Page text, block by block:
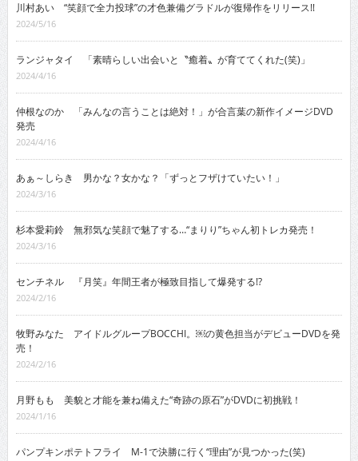
川村あい “笑顔で全力投球”の才色兼備グラドルが復帰作をリリース!!
2024/5/16
ランジャタイ 「素晴らしい出会いと〝癒着〟が育ててくれた(笑)」
2024/4/16
仲根なのか 「みんなの言うことは絶対！」が合言葉の新作イメージDVD
発売
2024/4/16
あぁ～しらき 男かな？女かな？「ずっとフザけていたい！」
2024/3/16
杉本愛莉鈴 無邪気な笑顔で魅了する…“まりり”ちゃん初トレカ発売！
2024/3/16
センチネル 『月笑』年間王者が極致目指して爆発する!?
2024/2/16
牧野みなた アイドルグループBOCCHI。￼の黄色担当がデビューDVDを発
売！
2024/2/16
月野もも 美貌と才能を兼ね備えた“奇跡の原石”がDVDに初挑戦！
2024/1/16
パンプキンポテトフライ M-1で決勝に行く“理由”が見つかった(笑)